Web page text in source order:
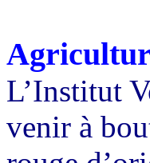
L’Institut
venir à